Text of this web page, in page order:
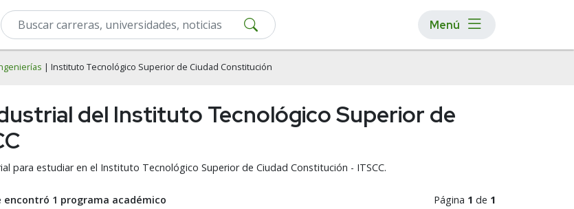
Menú
| Instituto Tecnológico Superior de Ciudad Constitución
del Instituto Tecnológico Superior de
para estudiar en el Instituto Tecnológico Superior de Ciudad Constitución - ITSCC.
encontró 1 programa académico Página 1 de 1